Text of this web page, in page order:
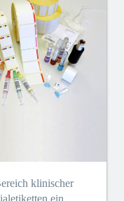
klinischer
ein